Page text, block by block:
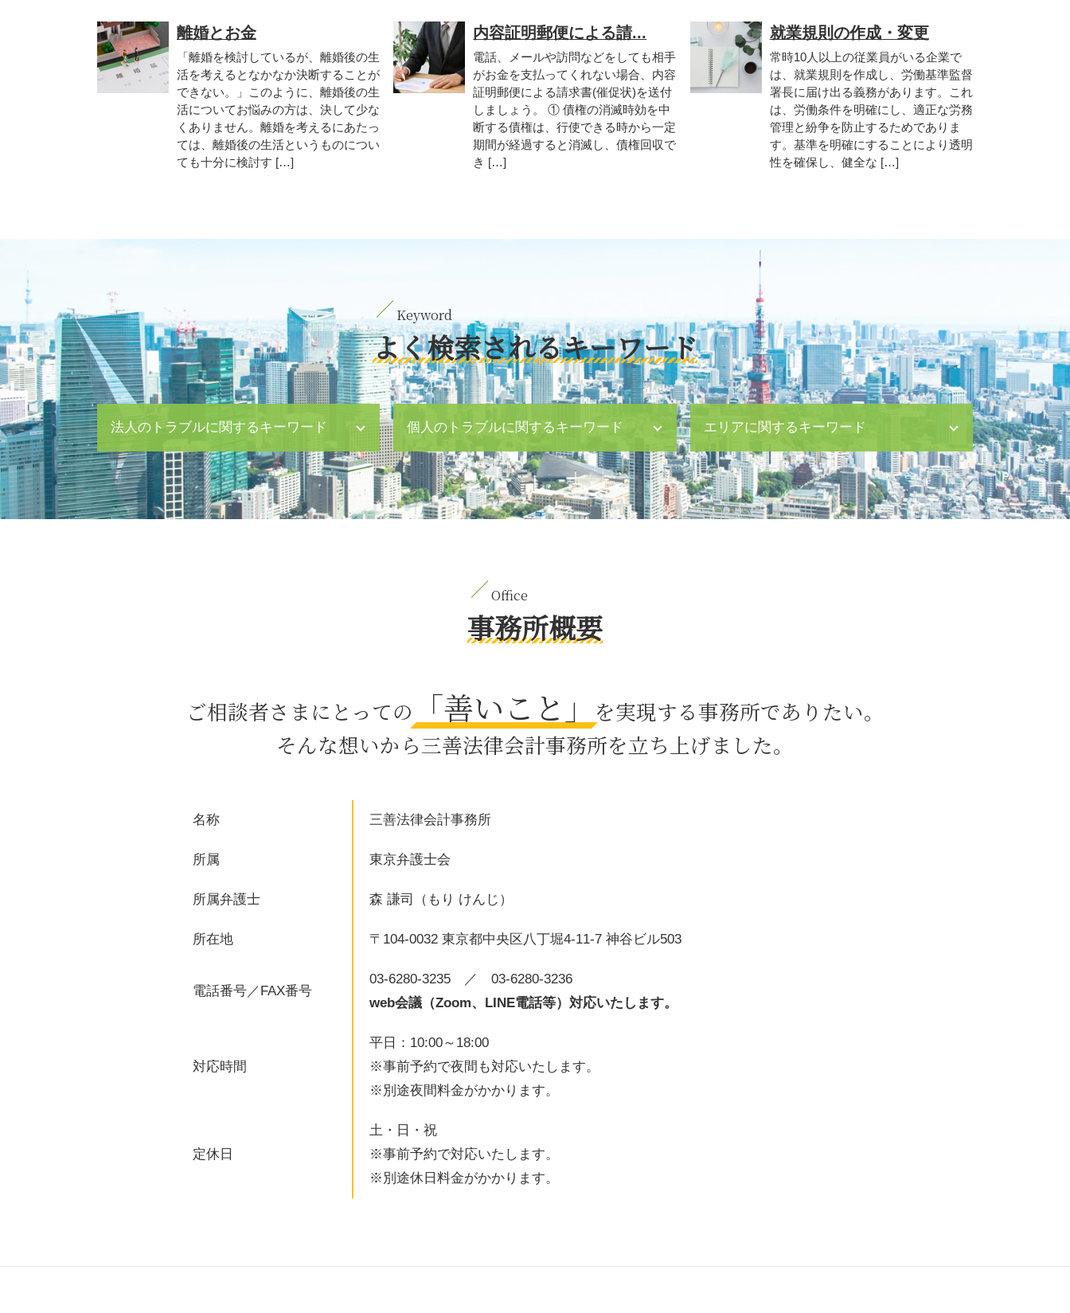
離婚とお金
「離婚を検討しているが、離婚後の生
活を考えるとなかなか決断することが
できない。」このように、離婚後の生
活についてお悩みの方は、決して少な
くありません。離婚を考えるにあたっ
ては、離婚後の生活というものについ
ても十分に検討す […]
内容証明郵便による請...
電話、メールや訪問などをしても相手
がお金を支払ってくれない場合、内容
証明郵便による請求書(催促状)を送付
しましょう。 ① 債権の消滅時効を中
断する債権は、行使できる時から一定
期間が経過すると消滅し、債権回収で
き […]
就業規則の作成・変更
常時10人以上の従業員がいる企業で
は、就業規則を作成し、労働基準監督
署長に届け出る義務があります。これ
は、労働条件を明確にし、適正な労務
管理と紛争を防止するためでありま
す。基準を明確にすることにより透明
性を確保し、健全な […]
よく検索されるキーワード
法人のトラブルに関するキーワード
企業 顧問
強制回収 債権
m&a 株式 会社
m&a 弁護士 費用
残業代 請求
借金 裁判
個人のトラブルに関するキーワード
財産分与 対象にならないもの
財産分与 年金
特別養子縁組 相続
有価証券 相続
遺言書 検認
パワハラ 法律
暴行事件 傷害
財産管理権 親権
円満 調停
公正証書遺言 必要書類
婚姻費用分担請求
セクハラ 対応
エリアに関するキーワード
離婚 日比谷 相談
親権取得 日比谷 弁護士
刑事事件 八丁堀 相談
債権回収 八丁堀 相談
交通事故 新宿区 弁護士
内容証明郵便 茅場町 相談
事務所概要
ご相談者さまにとっての 「善いこと」
を実現する事務所でありたい。
そんな想いから三善法律会計事務所を立ち上げました。
名称 三善法律会計事務所
所属 東京弁護士会
所属弁護士 森 謙司（もり けんじ）
所在地 〒104-0032 東京都中央区八丁堀4-11-7 神谷ビル503
電話番号／FAX番号
03-6280-3235 ／ 03-6280-3236
web会議（Zoom、LINE電話等）対応いたします。
対応時間
平日：10:00～18:00
※事前予約で夜間も対応いたします。
※別途夜間料金がかかります。
定休日
土・日・祝
※事前予約で対応いたします。
※別途休日料金がかかります。